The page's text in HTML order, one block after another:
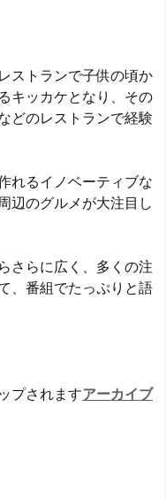
ストランで子供の頃か
キッカケとなり、その
どのレストランで経験
れるイノベーティブな
辺のグルメが大注目し
さらに広く、多くの注
、番組でたっぷりと語
プされますアーカイブ